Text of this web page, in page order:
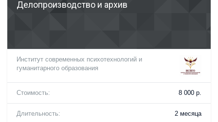
Делопроизводство и архив
Институт современных психотехнологий и
гуманитарного образования
Стоимость: 8 000 р.
Длительность: 2 месяца